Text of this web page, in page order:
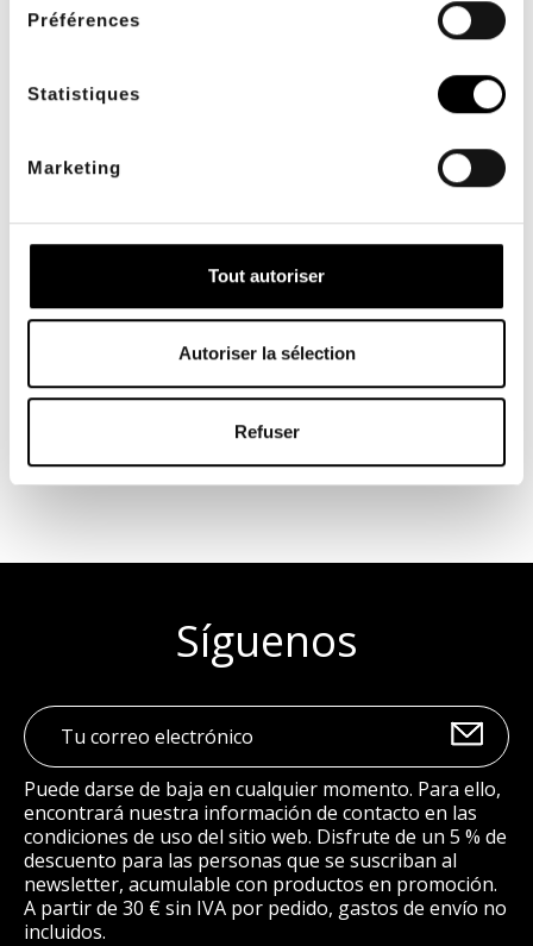
Préférences
Statistiques
Marketing
Tout autoriser
Autoriser la sélection
Refuser
viernes de 9 a 17 horas
con systempay y 3D
Visa, Mastercard,
transferencia bancaria,
cheque y más
Síguenos
Puede darse de baja en cualquier momento. Para ello,
encontrará nuestra información de contacto en las
condiciones de uso del sitio web. Disfrute de un 5 % de
descuento para las personas que se suscriban al
newsletter, acumulable con productos en promoción.
A partir de 30 € sin IVA por pedido, gastos de envío no
incluidos.